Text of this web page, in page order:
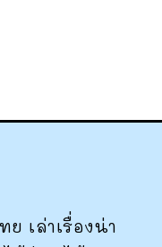
ย เล่าเรื่องน่า